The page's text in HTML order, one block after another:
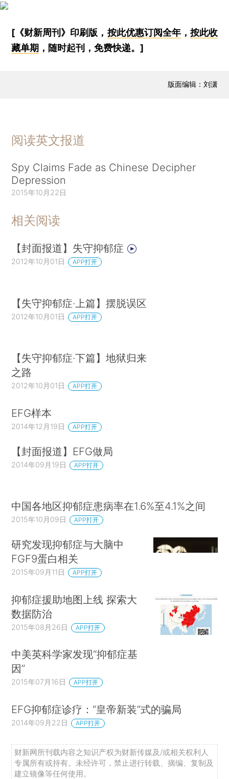
[《财新周刊》印刷版， 按此优惠订阅全年， 按此收
藏单期 ，随时起刊，免费快递。]
版面编辑：刘潇
阅读英文报道
Spy Claims Fade as Chinese Decipher
Depression
2015年10月22日
相关阅读
【封面报道】失守抑郁症
2012年10月01日 APP打开
【失守抑郁症·上篇】摆脱误区
2012年10月01日 APP打开
【失守抑郁症·下篇】地狱归来
之路
2012年10月01日 APP打开
EFG样本
2014年12月19日 APP打开
【封面报道】EFG做局
2014年09月19日 APP打开
中国各地区抑郁症患病率在1.6%至4.1%之间
2015年10月09日 APP打开
研究发现抑郁症与大脑中
FGF9蛋白相关
2015年09月11日 APP打开
抑郁症援助地图上线 探索大
数据防治
2015年08月26日 APP打开
中美英科学家发现“抑郁症基
因”
2015年07月16日 APP打开
EFG抑郁症诊疗：“皇帝新装”式的骗局
2014年09月22日 APP打开
财新网所刊载内容之知识产权为财新传媒及/或相关权利人
专属所有或持有。未经许可，禁止进行转载、摘编、复制及
建立镜像等任何使用。